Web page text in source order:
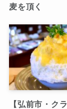
麦を頂く
【弘前市・ク